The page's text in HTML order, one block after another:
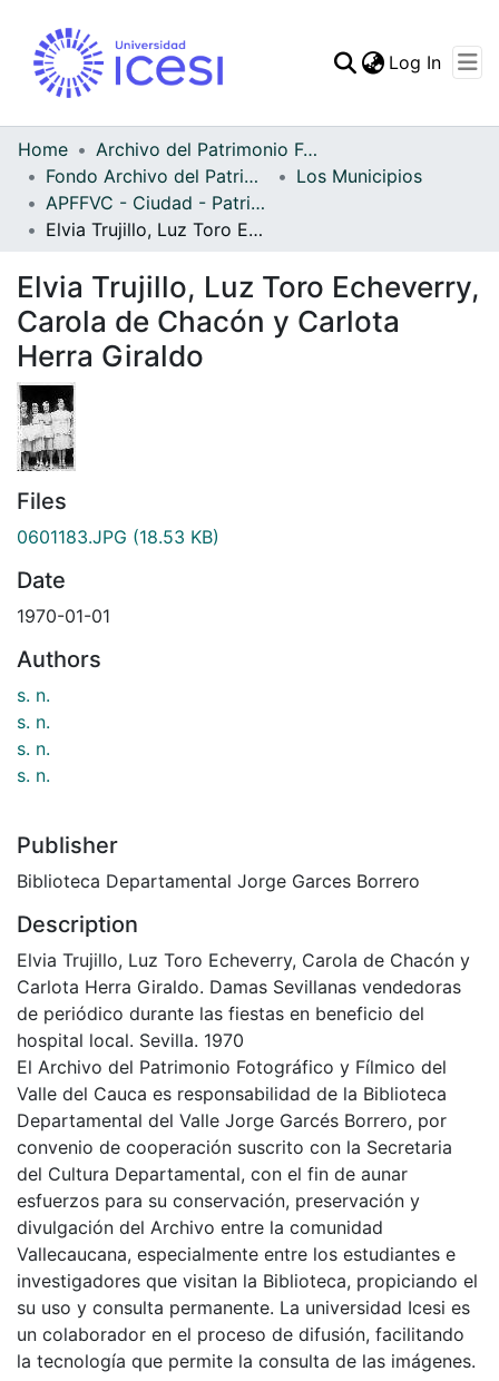
Statistics
Log In
Home
Archivo del Patrimonio Fotográfico y Fílmico del Valle del Cauca
Fondo Archivo del Patrimonio Fotográfico y Fílmico del Valle del Cauca
Los Municipios
APFFVC - Ciudad - Patrimonial
Elvia Trujillo, Luz Toro Echeverry, Carola de Chacón y Carlota Herra Giraldo
Elvia Trujillo, Luz Toro Echeverry,
Carola de Chacón y Carlota
Herra Giraldo
Files
0601183.JPG (18.53 KB)
Date
1970-01-01
Authors
s. n.
s. n.
s. n.
s. n.
Publisher
Biblioteca Departamental Jorge Garces Borrero
Description
Elvia Trujillo, Luz Toro Echeverry, Carola de Chacón y
Carlota Herra Giraldo. Damas Sevillanas vendedoras
de periódico durante las fiestas en beneficio del
hospital local. Sevilla. 1970
El Archivo del Patrimonio Fotográfico y Fílmico del
Valle del Cauca es responsabilidad de la Biblioteca
Departamental del Valle Jorge Garcés Borrero, por
convenio de cooperación suscrito con la Secretaria
del Cultura Departamental, con el fin de aunar
esfuerzos para su conservación, preservación y
divulgación del Archivo entre la comunidad
Vallecaucana, especialmente entre los estudiantes e
investigadores que visitan la Biblioteca, propiciando el
su uso y consulta permanente. La universidad Icesi es
un colaborador en el proceso de difusión, facilitando
la tecnología que permite la consulta de las imágenes.